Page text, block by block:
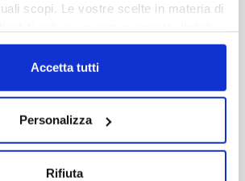
scopi. Le vostre scelte in materia di
le vostre scelte. È possibile
il proprio consenso in qualsiasi
sui cookie o facendo clic
vorremmo anche:
informazioni sulla tua posizione
Accetta tutti
Personalizza
Rifiuta
-
FAQ
PRIVACY POLICY
NOTE LEGALI
COOKIE
WHISTLEBLOWING